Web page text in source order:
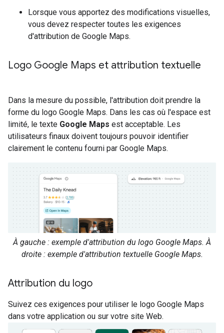
Lorsque vous apportez des modifications visuelles,
vous devez respecter toutes les exigences
d'attribution de Google Maps.
Logo Google Maps et attribution textuelle
Dans la mesure du possible, l'attribution doit prendre la
forme du logo Google Maps. Dans les cas où l'espace est
limité, le texte Google Maps est acceptable. Les
utilisateurs finaux doivent toujours pouvoir identifier
clairement le contenu fourni par Google Maps.
À gauche : exemple d'attribution du logo Google Maps. À
droite : exemple d'attribution textuelle Google Maps.
Attribution du logo
Suivez ces exigences pour utiliser le logo Google Maps
dans votre application ou sur votre site Web.